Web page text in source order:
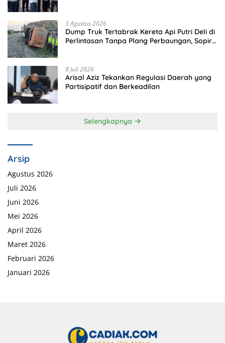
3 Agustus 2026
Dump Truk Tertabrak Kereta Api Putri Deli di
Perlintasan Tanpa Plang Perbaungan, Sopir
8 Juli 2026
Arisal Aziz Tekankan Regulasi Daerah yang
Partisipatif dan Berkeadilan
Selengkapnya
Arsip
Agustus 2026
Juli 2026
Juni 2026
Mei 2026
April 2026
Maret 2026
Februari 2026
Januari 2026